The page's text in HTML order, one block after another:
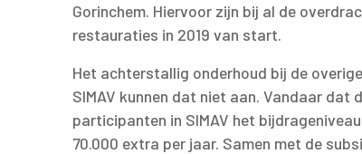
Gorinchem. Hiervoor zijn bij al de
restauraties in 2019 van start.
Het achterstallig onderhoud bij de
SIMAV kunnen dat niet aan. Vandaar dat
participanten in SIMAV het
70.000 extra per jaar. Samen met de